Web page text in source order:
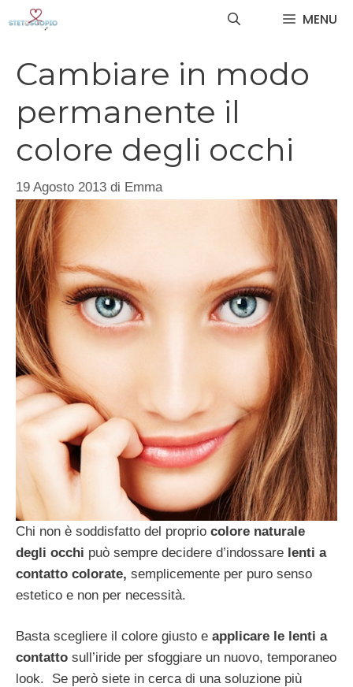
MENU
Cambiare in modo
permanente il
colore degli occhi
19 Agosto 2013 di Emma
Chi non è soddisfatto del proprio colore naturale
degli occhi può sempre decidere d’indossare lenti a
contatto colorate, semplicemente per puro senso
estetico e non per necessità.
Basta scegliere il colore giusto e applicare le lenti a
contatto sull’iride per sfoggiare un nuovo, temporaneo
look. Se però siete in cerca di una soluzione più